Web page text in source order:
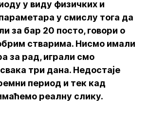
у виду физичких и
у смислу тога да
за бар 20 посто, говори о
стварима. Нисмо имали
за рад, играли смо
три дана. Недостаје
период и тек кад
реалну слику.